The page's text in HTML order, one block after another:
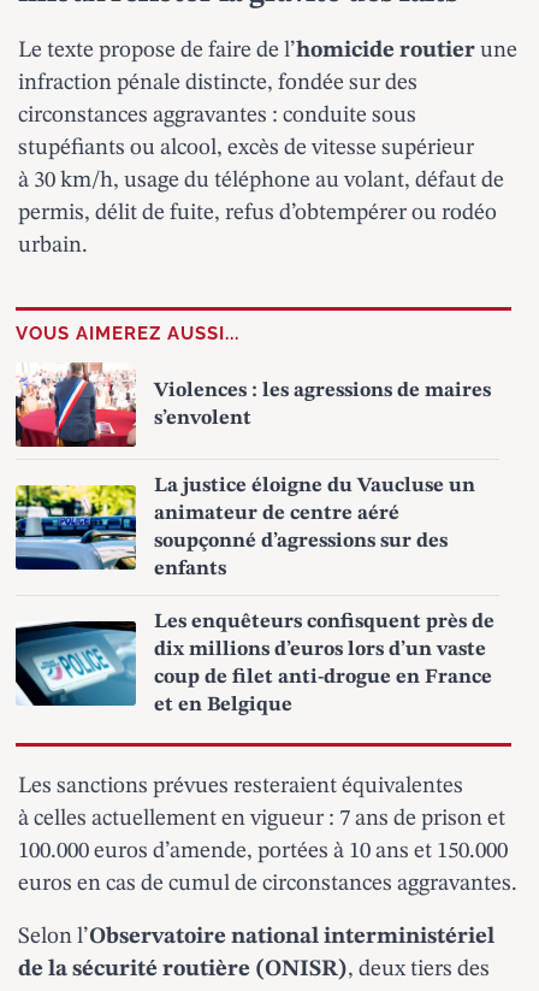
Le texte propose de faire de l’homicide routier une
infraction pénale distincte, fondée sur des
circonstances aggravantes : conduite sous
stupéfiants ou alcool, excès de vitesse supérieur
à 30 km/h, usage du téléphone au volant, défaut de
permis, délit de fuite, refus d’obtempérer ou rodéo
urbain.
VOUS AIMEREZ AUSSI...
Violences : les agressions de maires
s’envolent
La justice éloigne du Vaucluse un
animateur de centre aéré
soupçonné d’agressions sur des
enfants
Les enquêteurs confisquent près de
dix millions d’euros lors d’un vaste
coup de filet anti-drogue en France
et en Belgique
Les sanctions prévues resteraient équivalentes
à celles actuellement en vigueur : 7 ans de prison et
100.000 euros d’amende, portées à 10 ans et 150.000
euros en cas de cumul de circonstances aggravantes.
Selon l’Observatoire national interministériel
de la sécurité routière (ONISR), deux tiers des